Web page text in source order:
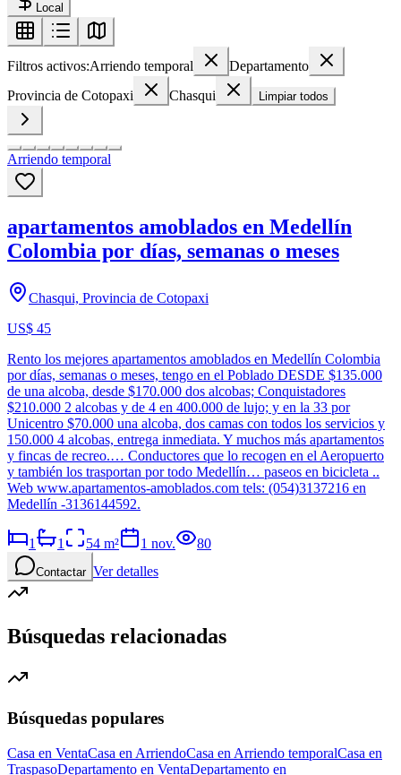
Local
Filtros activos:Arriendo temporal
Departamento
Provincia de Cotopaxi
Chasqui Limpiar todos
Arriendo temporal
apartamentos amoblados en Medellín
Colombia por días, semanas o meses
Chasqui, Provincia de Cotopaxi
US$ 45
Rento los mejores apartamentos amoblados en Medellín Colombia
por días, semanas o meses, tengo en el Poblado DESDE $135.000
de una alcoba, desde $170.000 dos alcobas; Conquistadores
$210.000 2 alcobas y de 4 en 400.000 de lujo; y en la 33 por
Unicentro $70.000 una alcoba, dos camas con todos los servicios y
150.000 4 alcobas, entrega inmediata. Y muchos más apartamentos
y fincas de recreo.… Conductores que lo recogen en el Aeropuerto
y también los trasportan por todo Medellín… paseos en bicicleta ..
Web www.apartamentos-amoblados.com tels: (054)3137216 en
Medellín -3136144592.
1 1 54 m² 1 nov. 80
Contactar Ver detalles
Búsquedas relacionadas
Búsquedas populares
Casa en VentaCasa en ArriendoCasa en Arriendo temporalCasa en
TraspasoDepartamento en VentaDepartamento en